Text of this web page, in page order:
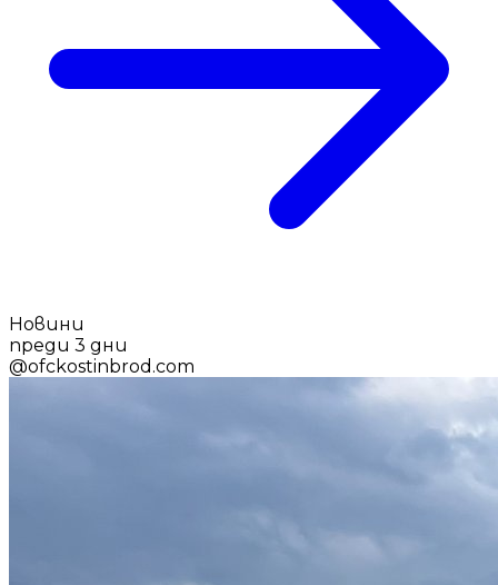
Новини
преди 3 дни
@ofckostinbrod.com